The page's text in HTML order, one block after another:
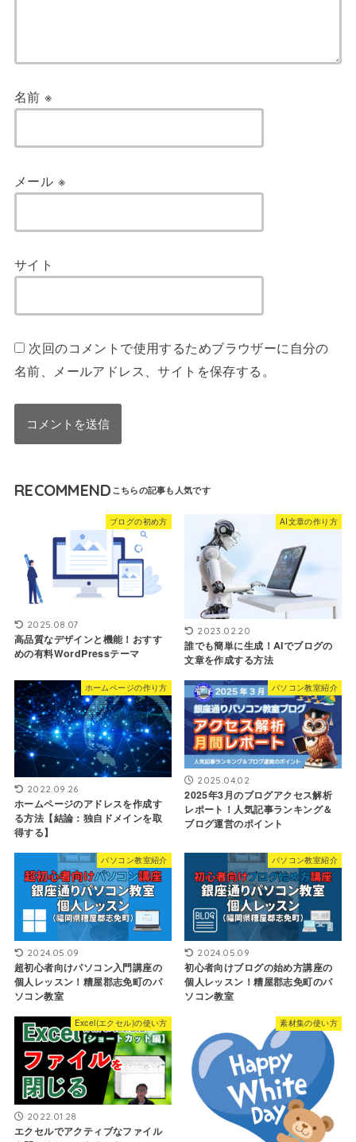
名前※
メール ※
サイト
次回のコメントで使用するためブラウザーに自分の
名前、メールアドレス、サイトを保存する。
RECOMMEND
ブログの初め方
2025.08.07
高品質なデザインと機能！おすす
めの有料WordPressテーマ
AI文章の作り方
2023.02.20
誰でも簡単に生成！AIでブログの
文章を作成する方法
ホームページの作り方
2022.09.26
ホームページのアドレスを作成す
る方法【結論：独自ドメインを取
得する】
パソコン教室紹介
2025.04.02
2025年3月のブログアクセス解析
レポート！人気記事ランキング＆
ブログ運営のポイント
パソコン教室紹介
2024.05.09
超初心者向けパソコン入門講座の
個人レッスン！糟屋郡志免町のパ
ソコン教室
パソコン教室紹介
2024.05.09
初心者向けブログの始め方講座の
個人レッスン！糟屋郡志免町のパ
ソコン教室
Excel(エクセル)の使い方
2022.01.28
エクセルでアクティブなファイル
素材集の使い方